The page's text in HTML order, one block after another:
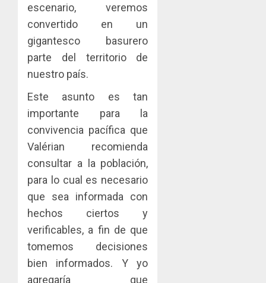
escenario, veremos
convertido en un
gigantesco basurero
parte del territorio de
nuestro país.
Este asunto es tan
importante para la
convivencia pacífica que
Valérian recomienda
consultar a la población,
para lo cual es necesario
que sea informada con
hechos ciertos y
verificables, a fin de que
tomemos decisiones
bien informados. Y yo
agregaría que